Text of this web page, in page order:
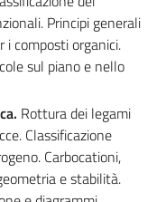
Principi generali
i composti organici.
sul piano e nello
Rottura dei legami
Classificazione
Carbocationi,
e stabilità.